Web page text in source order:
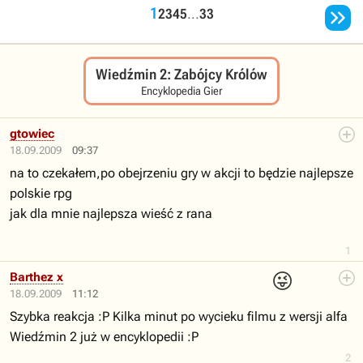
12345...33 
Wiedźmin 2: Zabójcy Królów
Encyklopedia Gier
18.09.2009 09:37
1
gtowiec
na to czekałem,po obejrzeniu gry w akcji to będzie najlepsze
polskie rpg
jak dla mnie najlepsza wieść z rana
18.09.2009 11:12
😜
2
Barthez x
Szybka reakcja :P Kilka minut po wycieku filmu z wersji alfa
Wiedźmin 2 już w encyklopedii :P